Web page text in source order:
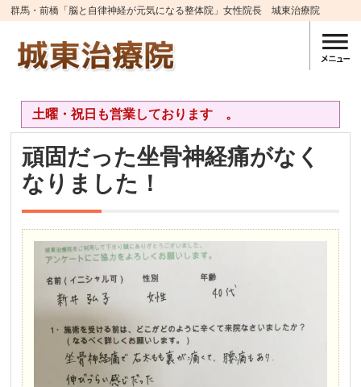
群馬・前橋「脳と自律神経が元気になる整体院」女性院長 城東治療院
土曜・祝日も営業しております 。
頑固だった坐骨神経痛がなく
なりました！